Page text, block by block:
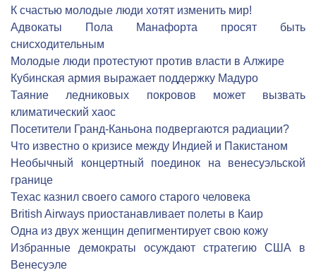
К счастью молодые люди хотят изменить мир!
Адвокаты Пола Манафорта просят быть
снисходительным
Молодые люди протестуют против власти в Алжире
Кубинская армия выражает поддержку Мадуро
Таяние ледниковых покровов может вызвать
климатический хаос
Посетители Гранд-Каньона подвергаются радиации?
Что известно о кризисе между Индией и Пакистаном
Необычный концертный поединок на венесуэльской
границе
Техас казнил своего самого старого человека
British Airways приостанавливает полеты в Каир
Одна из двух женщин депигментирует свою кожу
Избранные демократы осуждают стратегию США в
Венесуэле